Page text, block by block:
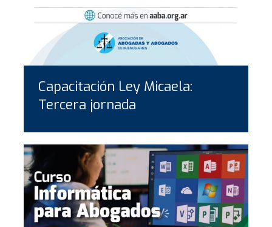
Capacitación Ley Micaela:
Tercera jornada